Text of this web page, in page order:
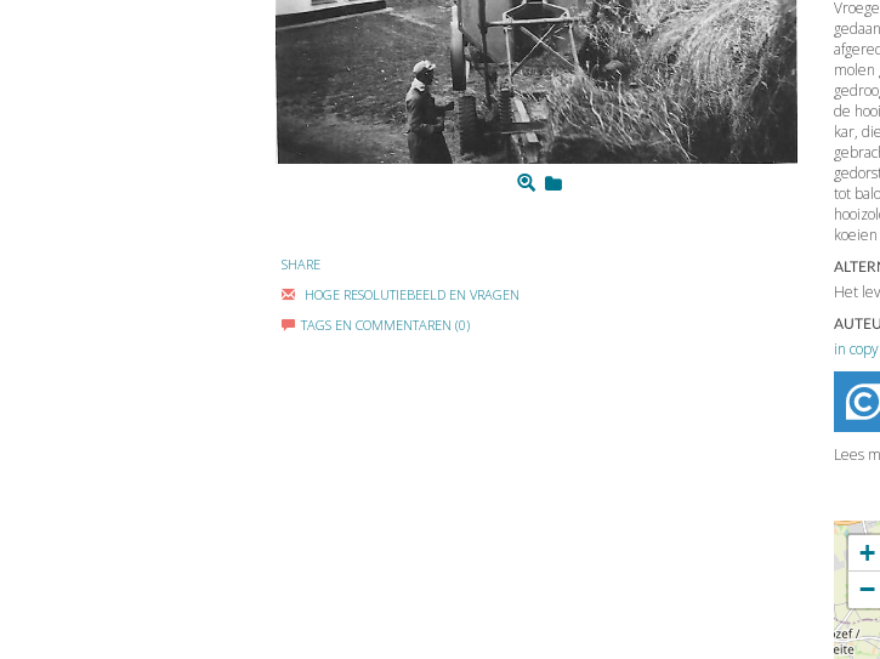
SHARE
HOGE RESOLUTIEBEELD EN VRAGEN
TAGS EN COMMENTAREN (0)
molen
de
kar,
tot
Het
in
Lees
+
−